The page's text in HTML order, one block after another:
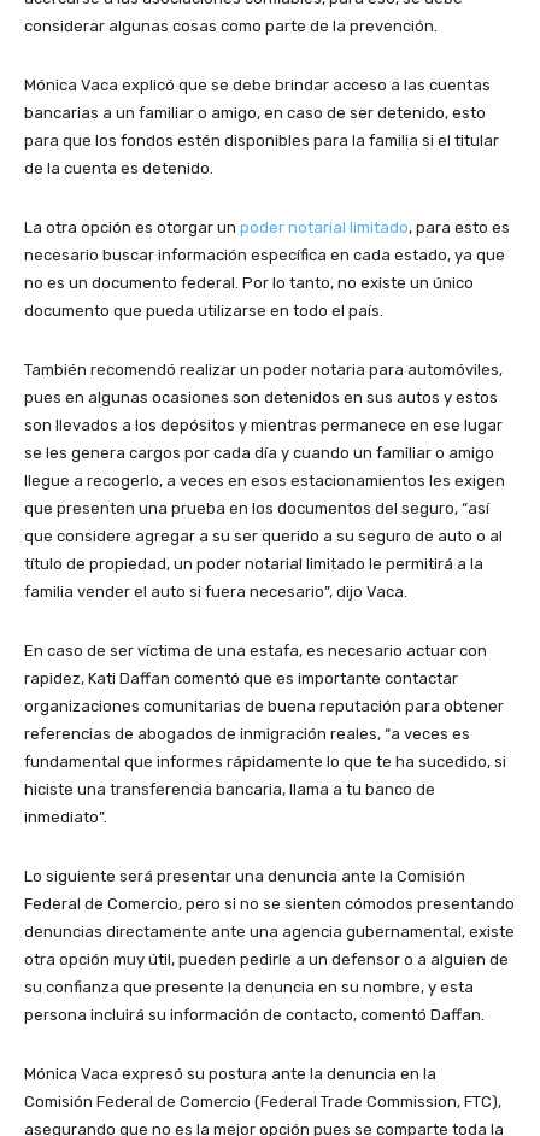
considerar algunas cosas como parte de la prevención.
Mónica Vaca explicó que se debe brindar acceso a las cuentas
bancarias a un familiar o amigo, en caso de ser detenido, esto
para que los fondos estén disponibles para la familia si el titular
de la cuenta es detenido.
La otra opción es otorgar un poder notarial limitado, para esto es
necesario buscar información específica en cada estado, ya que
no es un documento federal. Por lo tanto, no existe un único
documento que pueda utilizarse en todo el país.
También recomendó realizar un poder notaria para automóviles,
pues en algunas ocasiones son detenidos en sus autos y estos
son llevados a los depósitos y mientras permanece en ese lugar
se les genera cargos por cada día y cuando un familiar o amigo
llegue a recogerlo, a veces en esos estacionamientos les exigen
que presenten una prueba en los documentos del seguro, “así
que considere agregar a su ser querido a su seguro de auto o al
título de propiedad, un poder notarial limitado le permitirá a la
familia vender el auto si fuera necesario”, dijo Vaca.
En caso de ser víctima de una estafa, es necesario actuar con
rapidez, Kati Daffan comentó que es importante contactar
organizaciones comunitarias de buena reputación para obtener
referencias de abogados de inmigración reales, “a veces es
fundamental que informes rápidamente lo que te ha sucedido, si
hiciste una transferencia bancaria, llama a tu banco de
inmediato”.
Lo siguiente será presentar una denuncia ante la Comisión
Federal de Comercio, pero si no se sienten cómodos presentando
denuncias directamente ante una agencia gubernamental, existe
otra opción muy útil, pueden pedirle a un defensor o a alguien de
su confianza que presente la denuncia en su nombre, y esta
persona incluirá su información de contacto, comentó Daffan.
Mónica Vaca expresó su postura ante la denuncia en la
Comisión Federal de Comercio (Federal Trade Commission, FTC),
asegurando que no es la mejor opción pues se comparte toda la